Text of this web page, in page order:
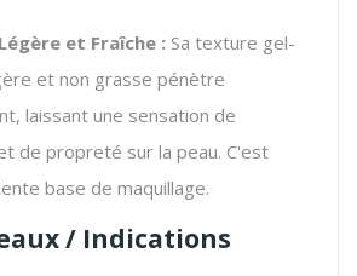
et Fraîche : Sa texture gel-
et non grasse pénètre
laissant une sensation de
de propreté sur la peau. C'est
base de maquillage.
/ Indications